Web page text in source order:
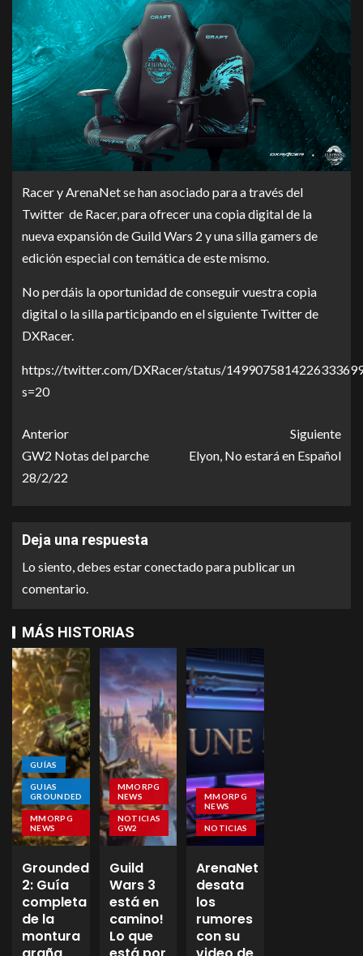
Racer y ArenaNet se han asociado para a través del
Twitter de Racer, para ofrecer una copia digital de la
nueva expansión de Guild Wars 2 y una silla gamers de
edición especial con temática de este mismo.
No perdáis la oportunidad de conseguir vuestra copia
digital o la silla participando en el siguiente Twitter de
DXRacer.
https://twitter.com/DXRacer/status/
s=20
Anterior
GW2 Notas del parche
28/2/22
Siguiente
Elyon, No estará en Español
Deja una respuesta
Lo siento, debes estarconectado para publicar un
comentario.
MÁS HISTORIAS
GUÍAS
GUIAS
GROUNDED
MMORPG
NEWS
Grounded
2: Guía
completa
de la
montura
MMORPG
NEWS
NOTICIAS
GW2
Guild
Wars 3
está en
camino!
Lo que
MMORPG
NEWS
NOTICIAS
ArenaNet
desata
los
rumores
con su